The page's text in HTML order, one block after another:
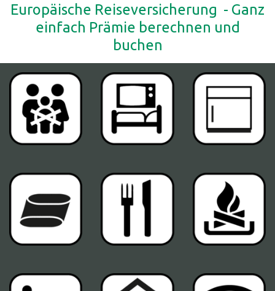
Europäische Reiseversicherung - Ganz
einfach Prämie berechnen und
buchen